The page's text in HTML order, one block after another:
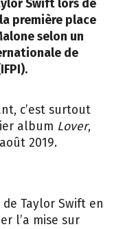
Swift lors de
première place
selon un
de
c’est surtout
album Lover,
2019.
Taylor Swift en
l’a mise sur